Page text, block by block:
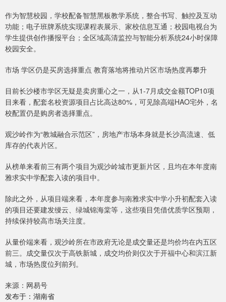
作为智慧校园，学校配备智慧黑板教学系统，整合书写、触控及互动
功能；电子班牌系统实现课程表展示、家校信息互通；校园电视台为
学生提供创作播报平台；全区域高清监控与智能分析系统24小时保障
校园安全。
市场 学区仍是买房选择重点 教育落地将推动片区市场热度再攀升
目前长沙楼市学区无疑是卖房重心之一，从1-7月成交金额TOP10项
目来看，配套名校资源项目占比高达80%，可见除高端HAO宅外，名
校配置仍是购房者选择重点。
观沙岭作为“教城融合示范区”，房地产市场本身就是长沙高流速、低
库存的代表片区。
从榜单来看前三有两个项目为观沙岭城市更新片区，且均在本年度南
雅求实中学配套入读的项目中。
除此之外，从项目端来看，本年度参与南雅求实中学小升初配套入读
的项目还要建发缦云、绿城锦海棠等，这些项目凭借优质学区预期，
持续保持较高市场关注度。
从量价端来看，观沙岭所在市政府无论是成交量还是均价均在内五区
前三。成交量仅次于高铁新城，成交均价则仅次于开福中心和滨江新
城，市场热度位列前列。
来源：网易号
发布于：湖南省